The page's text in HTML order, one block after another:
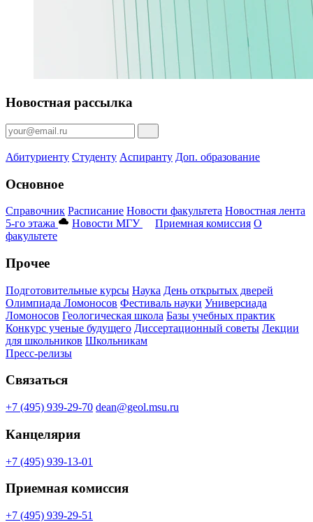
Новостная рассылка
Абитуриенту Студенту Аспиранту Доп. образование
Основное
Справочник Расписание Новости факультета Новостная лента
5-го этажа
Новости МГУ Приемная комиссия О
факультете
Прочее
Подготовительные курсы Наука День открытых дверей
Олимпиада Ломоносов Фестиваль науки Универсиада
Ломоносов Геологическая школа Базы учебных практик
Конкурс ученые будущего Диссертационный советы Лекции
для школьников Школьникам
Пресс-релизы
Связаться
+7 (495) 939-29-70 dean@geol.msu.ru
Канцелярия
+7 (495) 939-13-01
Приемная комиссия
+7 (495) 939-29-51